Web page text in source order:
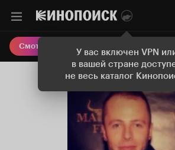
У вас включен VPN
в вашей стране
не весь каталог
Смотреть кино Онлайн-